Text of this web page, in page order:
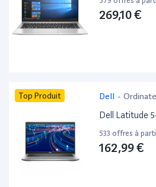
269,10 €
Top Produit Dell -
Dell Latitude
533 offres à
162,99 €